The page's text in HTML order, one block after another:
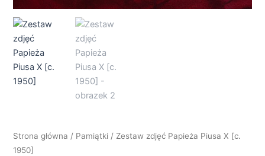
Strona główna / Pamiątki / Zestaw zdjęć Papieża Piusa X [c.
1950]